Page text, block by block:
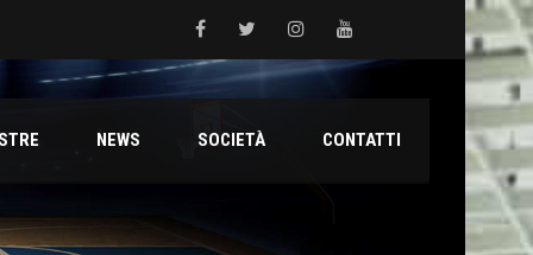
del Grifone nel territorio
NEWS SOCIETÀ CONTATTI